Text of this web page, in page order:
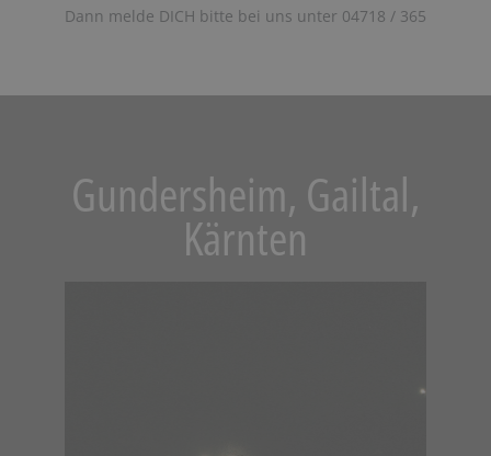
Dann melde DICH bitte bei uns unter 04718 / 365
Gundersheim, Gailtal,
Kärnten